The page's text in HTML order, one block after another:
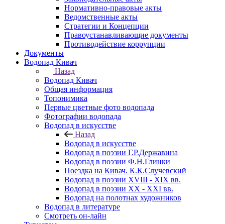
Нормативно-правовые акты
Ведомственные акты
Стратегии и Концепции
Правоустанавливающие документы
Противодействие коррупции
Документы
Водопад Кивач
Назад
Водопад Кивач
Общая информация
Топонимика
Первые цветные фото водопада
Фотографии водопада
Водопад в искусстве
Назад
Водопад в искусстве
Водопад в поэзии Г.Р.Державина
Водопад в поэзии Ф.Н.Глинки
Поездка на Кивач. К.К.Случевский
Водопад в поэзии XVIII - XIX вв.
Водопад в поэзии XX - XXI вв.
Водопад на полотнах художников
Водопад в литературе
Смотреть он-лайн